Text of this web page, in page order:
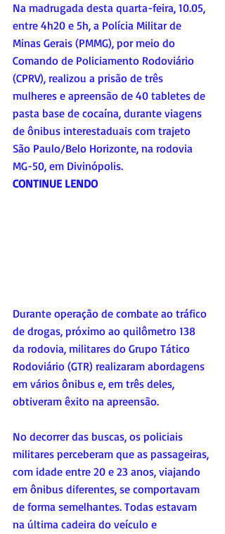
Na madrugada desta quarta-feira, 10.05,
entre 4h20 e 5h, a Polícia Militar de
Minas Gerais (PMMG), por meio do
Comando de Policiamento Rodoviário
(CPRV), realizou a prisão de três
mulheres e apreensão de 40 tabletes de
pasta base de cocaína, durante viagens
de ônibus interestaduais com trajeto
São Paulo/Belo Horizonte, na rodovia
MG-50, em Divinópolis.
CONTINUE LENDO
Durante operação de combate ao tráfico
de drogas, próximo ao quilômetro 138
da rodovia, militares do Grupo Tático
Rodoviário (GTR) realizaram abordagens
em vários ônibus e, em três deles,
obtiveram êxito na apreensão.
No decorrer das buscas, os policiais
militares perceberam que as passageiras,
com idade entre 20 e 23 anos, viajando
em ônibus diferentes, se comportavam
de forma semelhantes. Todas estavam
na última cadeira do veículo e